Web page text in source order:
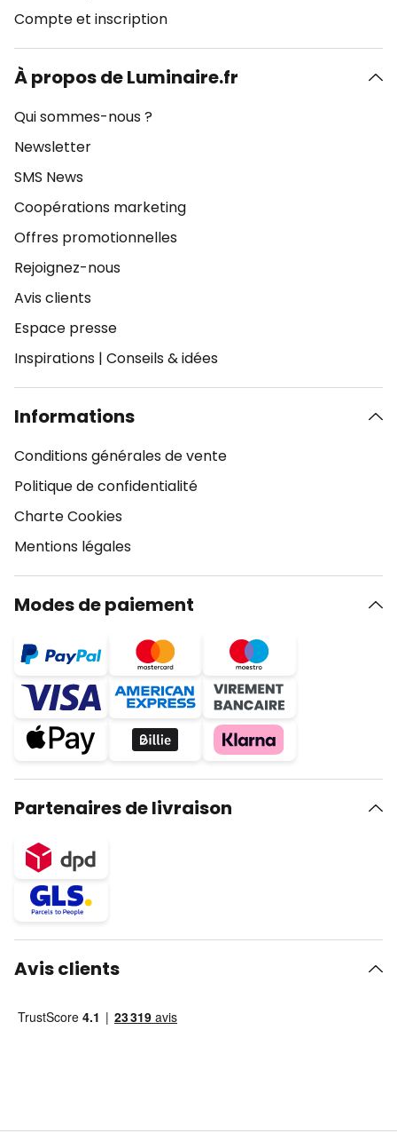
Compte et inscription
À propos de Luminaire.fr
Qui sommes-nous ?
Newsletter
SMS News
Coopérations marketing
Offres promotionnelles
Rejoignez-nous
Avis clients
Espace presse
Inspirations | Conseils & idées
Informations
Conditions générales de vente
Politique de confidentialité
Charte Cookies
Mentions légales
Modes de paiement
Partenaires de livraison
Avis clients